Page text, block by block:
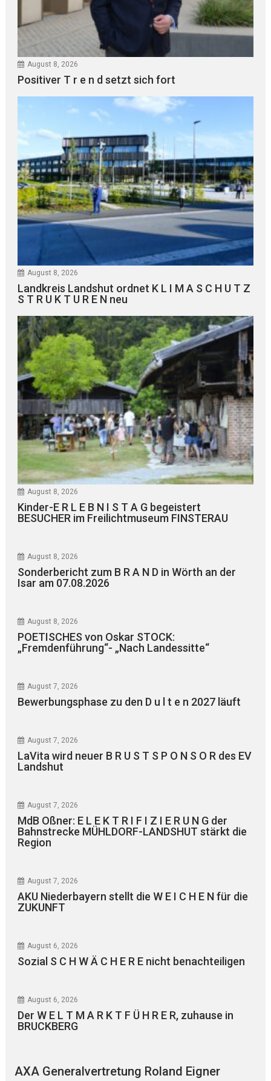
August 8, 2026
Positiver T r e n d setzt sich fort
August 8, 2026
Landkreis Landshut ordnet K L I M A S C H U T Z
S T R U K T U R E N neu
August 8, 2026
Kinder-E R L E B N I S T A G begeistert
BESUCHER im Freilichtmuseum FINSTERAU
August 8, 2026
Sonderbericht zum B R A N D in Wörth an der
Isar am 07.08.2026
August 8, 2026
POETISCHES von Oskar STOCK:
„Fremdenführung“- „Nach Landessitte“
August 7, 2026
Bewerbungsphase zu den D u l t e n 2027 läuft
August 7, 2026
LaVita wird neuer B R U S T S P O N S O R des EV
Landshut
August 7, 2026
MdB Oßner: E L E K T R I F I Z I E R U N G der
Bahnstrecke MÜHLDORF-LANDSHUT stärkt die
Region
August 7, 2026
AKU Niederbayern stellt die W E I C H E N für die
ZUKUNFT
August 6, 2026
Sozial S C H W Ä C H E R E nicht benachteiligen
August 6, 2026
Der W E L T M A R K T F Ü H R E R, zuhause in
BRUCKBERG
AXA Generalvertretung Roland Eigner